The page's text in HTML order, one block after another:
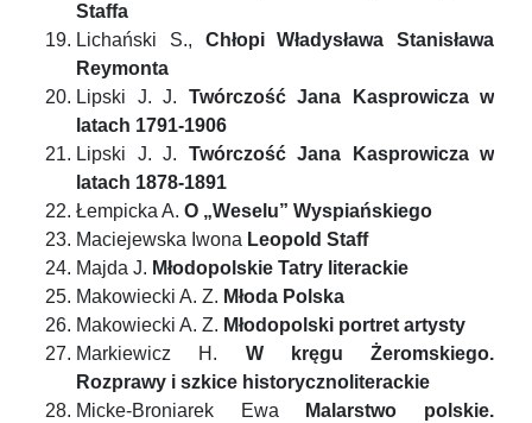
Staffa
Lichański S., Chłopi Władysława Stanisława
Reymonta
Lipski J. J. Twórczość Jana Kasprowicza w
latach 1791-1906
Lipski J. J. Twórczość Jana Kasprowicza w
latach 1878-1891
Łempicka A. O „Weselu” Wyspiańskiego
Maciejewska Iwona Leopold Staff
Majda J. Młodopolskie Tatry literackie
Makowiecki A. Z. Młoda Polska
Makowiecki A. Z. Młodopolski portret artysty
Markiewicz H. W kręgu Żeromskiego.
Rozprawy i szkice historycznoliterackie
Micke-Broniarek Ewa
Malarstwo polskie.